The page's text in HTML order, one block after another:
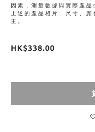
因素，測量數據與實際產
上述的產品相片、尺寸、
主。
HK$338.00